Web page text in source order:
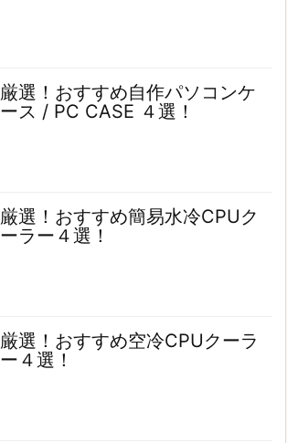
厳選！おすすめ自作パソコンケ
ース / PC CASE ４選！
厳選！おすすめ簡易水冷CPUク
ーラー４選！
厳選！おすすめ空冷CPUクーラ
ー４選！